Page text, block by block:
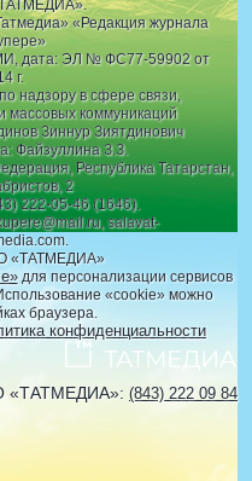
«Редакция журнала
дата: ЭЛ № ФС77-59902 от
г.
надзору в сфере связи,
массовых коммуникаций
Зиннур Зиятдинович
Файзуллина З.З.
Республика Татарстан,
2
222-05-46 (1646).
salavat-
«ТАТМЕДИА»
для персонализации сервисов
«cookie» можно
браузера.
конфиденциальности
«ТАТМЕДИА»: (843) 222 09 84